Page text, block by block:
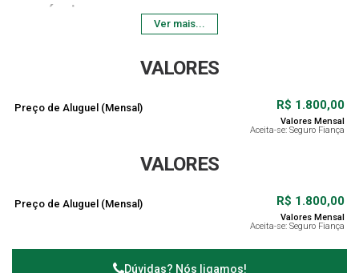
comércios.
Valor do seguro-fiança a ser calculado.
Ver mais...
VALORES
R$ 1.800,00
Preço de Aluguel (Mensal)
Valores Mensal
Aceita-se: Seguro Fiança
VALORES
R$ 1.800,00
Preço de Aluguel (Mensal)
Valores Mensal
Aceita-se: Seguro Fiança
Dúvidas? Nós ligamos!